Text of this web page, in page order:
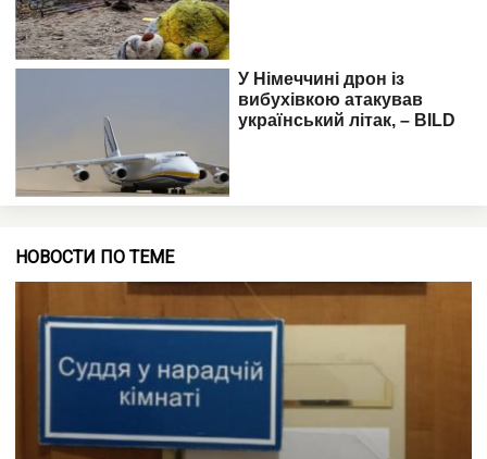
НОВОСТИ ПО ТЕМЕ